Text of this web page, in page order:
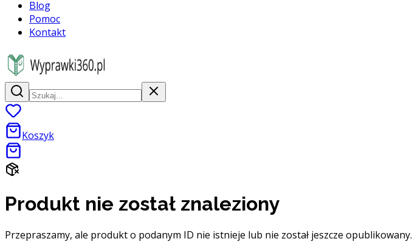
Blog
Pomoc
Kontakt
Koszyk
Produkt nie został znaleziony
Przepraszamy, ale produkt o podanym ID nie istnieje lub nie został jeszcze opublikowany.